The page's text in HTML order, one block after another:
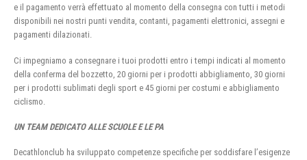
e il pagamento verrà effettuato al momento della consegna con tutti i metodi
disponibili nei nostri punti vendita, contanti, pagamenti elettronici, assegni e
pagamenti dilazionati.
Ci impegniamo a consegnare i tuoi prodotti entro i tempi indicati al momento
della conferma del bozzetto, 20 giorni per i prodotti abbigliamento, 30 giorni
per i prodotti sublimati degli sport e 45 giorni per costumi e abbigliamento
ciclismo.
UN TEAM DEDICATO ALLE SCUOLE E LE PA
Decathlonclub ha sviluppato competenze specifiche per soddisfare l’esigenze